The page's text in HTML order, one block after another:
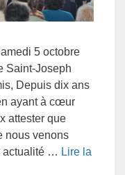
5 octobre
Saint-Joseph
Depuis dix ans
ayant à cœur
attester que
nous venons
actualité … Lire la